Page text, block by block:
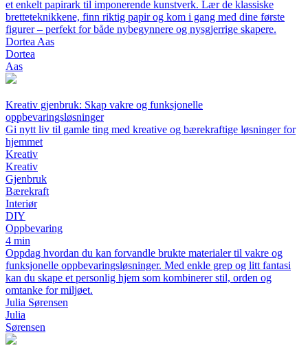
et enkelt papirark til imponerende kunstverk. Lær de klassiske
bretteteknikkene, finn riktig papir og kom i gang med dine første
figurer – perfekt for både nybegynnere og nysgjerrige skapere.
Dortea Aas
Dortea
Aas
Kreativ gjenbruk: Skap vakre og funksjonelle
oppbevaringsløsninger
Gi nytt liv til gamle ting med kreative og bærekraftige løsninger for
hjemmet
Kreativ
Kreativ
Gjenbruk
Bærekraft
Interiør
DIY
Oppbevaring
4 min
Oppdag hvordan du kan forvandle brukte materialer til vakre og
funksjonelle oppbevaringsløsninger. Med enkle grep og litt fantasi
kan du skape et personlig hjem som kombinerer stil, orden og
omtanke for miljøet.
Julia Sørensen
Julia
Sørensen